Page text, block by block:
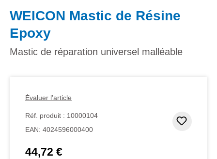
WEICON Mastic de Résine
Epoxy
Mastic de réparation universel malléable
Évaluer l'article
Réf. produit : 10000104
EAN: 4024596000400
Prix régulier :
44,72 €